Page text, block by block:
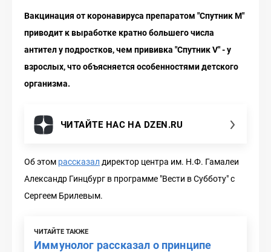
Вакцинация от коронавируса препаратом "Спутник M"
приводит к выработке кратно большего числа
антител у подростков, чем прививка "Спутник V" - у
взрослых, что объясняется особенностями детского
организма.
ЧИТАЙТЕ НАС НА DZEN.RU
Об этом рассказал директор центра им. Н.Ф. Гамалеи
Александр Гинцбург в программе "Вести в Субботу" с
Сергеем Брилевым.
ЧИТАЙТЕ ТАКЖЕ
Иммунолог рассказал о принципе